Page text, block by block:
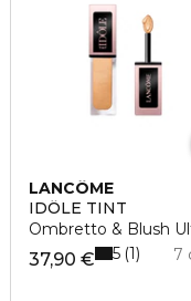
LANCÔME
IDÔLE TINT
Ombretto & Blush
37,90 € 7
5 1